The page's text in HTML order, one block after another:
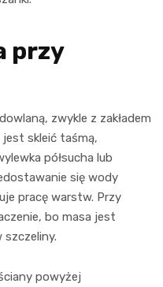
przy
zwykle z zakładem
jest skleić taśmą,
półsucha lub
się wody
pracę warstw. Przy
bo masa jest
szczeliny.
powyżej